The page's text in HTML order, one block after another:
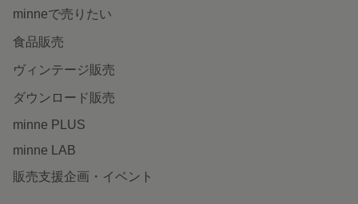
minneで売りたい
食品販売
ヴィンテージ販売
ダウンロード販売
minne PLUS
minne LAB
販売支援企画・イベント